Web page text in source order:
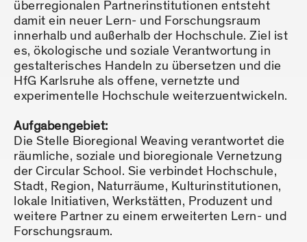
überregionalen Partnerinstitutionen entsteht
damit ein neuer Lern- und Forschungsraum
innerhalb und außerhalb der Hochschule. Ziel ist
es, ökologische und soziale Verantwortung in
gestalterisches Handeln zu übersetzen und die
HfG Karlsruhe als offene, vernetzte und
experimentelle Hochschule weiterzuentwickeln.
Aufgabengebiet:
Die Stelle Bioregional Weaving verantwortet die
räumliche, soziale und bioregionale Vernetzung
der Circular School. Sie verbindet Hochschule,
Stadt, Region, Naturräume, Kulturinstitutionen,
lokale Initiativen, Werkstätten, Produzent und
weitere Partner zu einem erweiterten Lern- und
Forschungsraum.